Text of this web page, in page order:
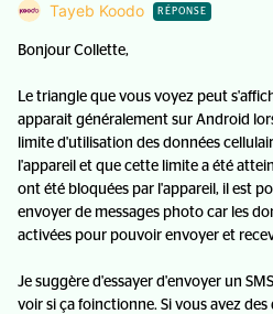
Tayeb Koodo RÉPONSE
Bonjour Collette,
Le triangle que vous voyez peut
apparait généralement sur Android
limite d'utilisation des données
l'appareil et que cette limite a été
ont été bloquées par l'appareil, il est
envoyer de messages photo car les
activées pour pouvoir envoyer et
Je suggère d'essayer d'envoyer un
voir si ça foinctionne. Si vous avez